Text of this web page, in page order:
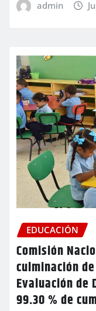
admin
EDUCACIÓN
Comisión
culminación
Evaluación de
99.30 % de